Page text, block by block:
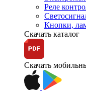
Реле
Кнопки,
Скачать каталог
Скачать